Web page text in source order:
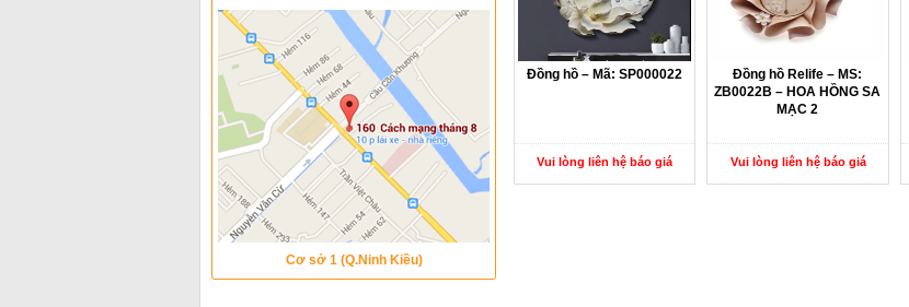
Cơ sở 1 (Q.Ninh Kiều)
Đồng hồ – Mã: SP000022
Vui lòng liên hệ báo giá
Đồng hồ Relife – MS:
ZB0022B – HOA HỒNG SA
MẠC 2
Vui lòng liên hệ báo giá